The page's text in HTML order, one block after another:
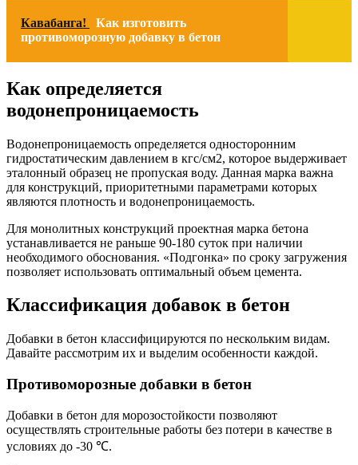
Кавабанга!
Как изготовить
противоморозную добавку в бетон
Как определяется
водонепроницаемость
Водонепроницаемость определяется односторонним
гидростатическим давлением в кгс/см2, которое выдерживает
эталонный образец не пропуская воду. Данная марка важна
для конструкций, приоритетными параметрами которых
являются плотность и водонепроницаемость.
Для монолитных конструкций проектная марка бетона
устанавливается не раньше 90-180 суток при наличии
необходимого обоснования. «Подгонка» по сроку загружения
позволяет использовать оптимальный объем цемента.
Классификация добавок в бетон
Добавки в бетон классифицируются по нескольким видам.
Давайте рассмотрим их и выделим особенности каждой.
Противоморозные добавки в бетон
Добавки в бетон для морозостойкости позволяют
осуществлять строительные работы без потери в качестве в
условиях до -30 ℃.